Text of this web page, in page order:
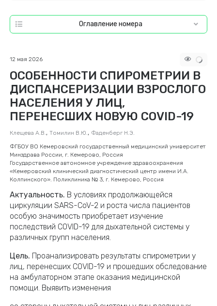
Оглавление номера
ОСОБЕННОСТИ СПИРОМЕТРИИ В
ДИСПАНСЕРИЗАЦИИ ВЗРОСЛОГО
НАСЕЛЕНИЯ У ЛИЦ,
ПЕРЕНЕСШИХ НОВУЮ COVID-19
12 мая 2026
ФГБОУ ВО Кемеровский государственный медицинский университет
Минздрава России, г. Кемерово, Россия
Государственное автономное учреждение здравоохранения
«Кемеровский клинический диагностический центр имени И.А.
Колпинского». Поликлиника № 3, г. Кемерово, Россия
Актуальность. В условиях продолжающейся
циркуляции SARS-CoV-2 и роста числа пациентов
особую значимость приобретает изучение
последствий COVID-19 для дыхательной системы у
различных групп населения.
Цель. Проанализировать результаты спирометрии у
лиц, перенесших COVID-19 и прошедших обследование
на амбулаторном этапе оказания медицинской
помощи. Выявить изменения
Клещева А.В., Томилин В.Ю., Фаденберг Н.Э.